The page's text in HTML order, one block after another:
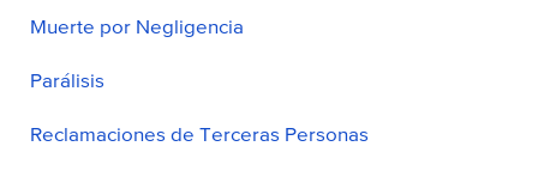
Muerte por Negligencia
Parálisis
Reclamaciones de Terceras Personas